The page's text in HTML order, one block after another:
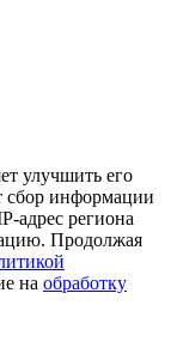
улучшить его
сбор информации
адрес региона
Продолжая
на обработку